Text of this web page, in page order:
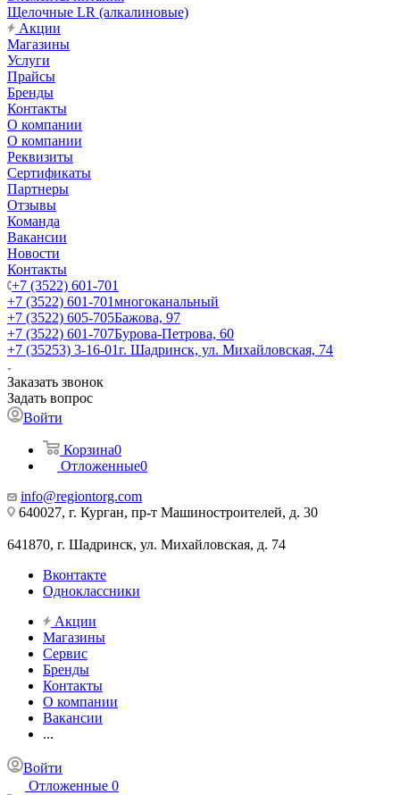
Щелочные LR (алкалиновые)
Акции
Магазины
Услуги
Прайсы
Бренды
Контакты
О компании
О компании
Реквизиты
Сертификаты
Партнеры
Отзывы
Команда
Вакансии
Новости
Контакты
+7 (3522) 601-701
+7 (3522) 601-701многоканальный
+7 (3522) 605-705Бажова, 97
+7 (3522) 601-707Бурова-Петрова, 60
+7 (35253) 3-16-01г. Шадринск, ул. Михайловская, 74
Заказать звонок
Задать вопрос
Войти
Корзина0
Отложенные0
info@regiontorg.com
640027, г. Курган, пр-т Машиностроителей, д. 30
641870, г. Шадринск, ул. Михайловская, д. 74
Вконтакте
Одноклассники
Акции
Магазины
Сервис
Бренды
Контакты
О компании
Вакансии
...
Войти
Отложенные 0